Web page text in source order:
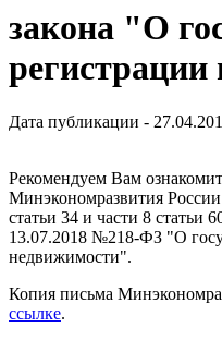
закона "О
Дата публикации -
Рекомендуем Вам
Минэкономразвития
статьи 34 и части 8 статьи
13.07.2018 №218-ФЗ "О
недвижимости".
Копия письма
ссылке.